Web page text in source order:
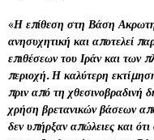
«Η επίθεση στη Βάση
ανησυχητική και αποτελεί
επιθέσεων του Ιράν και των
περιοχή.Η καλύτερη
πριν από τη
χρήση βρετανικών βάσεων
δεν υπήρξαν απώλειες και ότι